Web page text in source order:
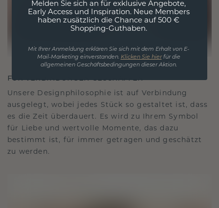
FÜR VERBINDUNGEN GESCHAFFEN
Unsere Designphilosophie ist auf Verbindung
ausgelegt, wobei jedes Stück so gestaltet ist, dass
es die Zeit überdauert. Es wird zu Ihrem Symbol
für Liebe und wertvolle Momente, das dazu
bestimmt ist, für immer getragen und geschätzt
zu werden.
Melden Sie sich an für exklusive Angebote,
Early Access und Inspiration. Neue Members
haben zusätzlich die Chance auf 500 €
Shopping-Guthaben.
Mit Ihrer Anmeldung erklären Sie sich mit dem Erhalt von E-
Mail-Marketing einverstanden. Klicken Sie hierfür die
allgemeinen Geschäftsbedingungen dieser Aktion.